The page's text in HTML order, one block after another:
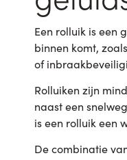
Een rolluik is een
binnen komt,
of
Rolluiken zijn
naast een
is een rolluik een
De combinatie